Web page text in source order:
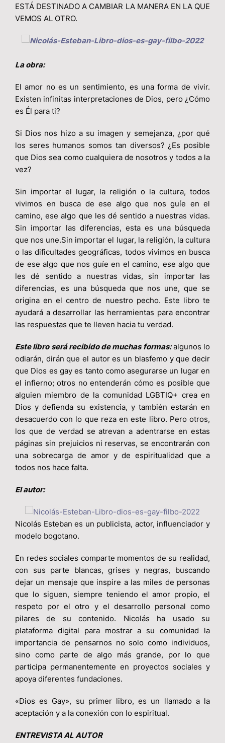
ESTÁ DESTINADO A CAMBIAR LA MANERA EN LA QUE
VEMOS AL OTRO.
La obra:
El amor no es un sentimiento, es una forma de vivir.
Existen infinitas interpretaciones de Dios, pero ¿Cómo
es Él para ti?
Si Dios nos hizo a su imagen y semejanza, ¿por qué
los seres humanos somos tan diversos? ¿Es posible
que Dios sea como cualquiera de nosotros y todos a la
vez?
Sin importar el lugar, la religión o la cultura, todos
vivimos en busca de ese algo que nos guíe en el
camino, ese algo que les dé sentido a nuestras vidas.
Sin importar las diferencias, esta es una búsqueda
que nos une.Sin importar el lugar, la religión, la cultura
o las dificultades geográficas, todos vivimos en busca
de ese algo que nos guíe en el camino, ese algo que
les dé sentido a nuestras vidas, sin importar las
diferencias, es una búsqueda que nos une, que se
origina en el centro de nuestro pecho. Este libro te
ayudará a desarrollar las herramientas para encontrar
las respuestas que te lleven hacia tu verdad.
Este libro será recibido de muchas formas:algunos lo
odiarán, dirán que el autor es un blasfemo y que decir
que Dios es gay es tanto como asegurarse un lugar en
el infierno; otros no entenderán cómo es posible que
alguien miembro de la comunidad LGBTIQ+ crea en
Dios y defienda su existencia, y también estarán en
desacuerdo con lo que reza en este libro. Pero otros,
los que de verdad se atrevan a adentrarse en estas
páginas sin prejuicios ni reservas, se encontrarán con
una sobrecarga de amor y de espiritualidad que a
todos nos hace falta.
El autor:
Nicolás Esteban es un publicista, actor, influenciador y
modelo bogotano.
En redes sociales comparte momentos de su realidad,
con sus parte blancas, grises y negras, buscando
dejar un mensaje que inspire a las miles de personas
que lo siguen, siempre teniendo el amor propio, el
respeto por el otro y el desarrollo personal como
pilares de su contenido. Nicolás ha usado su
plataforma digital para mostrar a su comunidad la
importancia de pensarnos no solo como individuos,
sino como parte de algo más grande, por lo que
participa permanentemente en proyectos sociales y
apoya diferentes fundaciones.
«Dios es Gay», su primer libro, es un llamado a la
aceptación y a la conexión con lo espiritual.
ENTREVISTA AL AUTOR